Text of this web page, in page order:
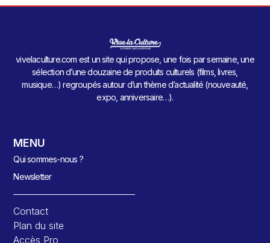
vivelaculture.com est un site qui propose, une fois par semaine, une
sélection d’une douzaine de produits culturels (films, livres,
musique…) regroupés autour d’un thème d’actualité (nouveauté,
expo, anniversaire…).
MENU
Qui sommes-nous ?
Newsletter
Contact
Plan du site
Accès Pro